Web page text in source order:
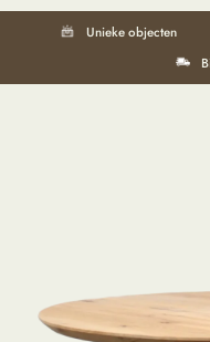
Unieke objecten